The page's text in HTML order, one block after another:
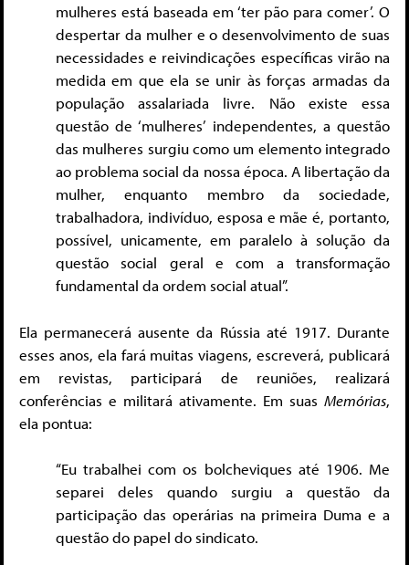
mulheres está baseada em ‘ter pão para comer’. O
despertar da mulher e o desenvolvimento de suas
necessidades e reivindicações específicas virão na
medida em que ela se unir às forças armadas da
população assalariada livre. Não existe essa
questão de ‘mulheres’ independentes, a questão
das mulheres surgiu como um elemento integrado
ao problema social da nossa época. A libertação da
mulher, enquanto membro da sociedade,
trabalhadora, indivíduo, esposa e mãe é, portanto,
possível, unicamente, em paralelo à solução da
questão social geral e com a transformação
fundamental da ordem social atual”.
Ela permanecerá ausente da Rússia até 1917. Durante
esses anos, ela fará muitas viagens, escreverá, publicará
em revistas, participará de reuniões, realizará
conferências e militará ativamente. Em suas Memórias,
ela pontua:
“Eu trabalhei com os bolcheviques até 1906. Me
separei deles quando surgiu a questão da
participação das operárias na primeira Duma e a
questão do papel do sindicato.